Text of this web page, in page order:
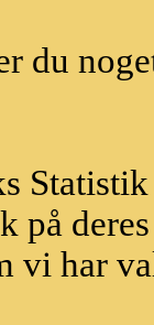
du
på
vi har